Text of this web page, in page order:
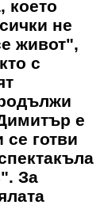
което
не
живот",
с
е
готви
За